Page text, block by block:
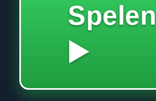
Spelen
▶️